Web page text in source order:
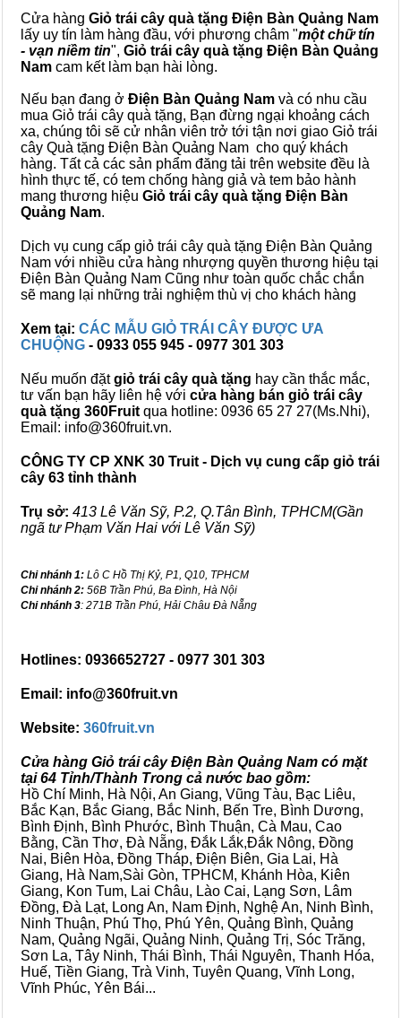
Cửa hàng Giỏ trái cây quà tặng Điện Bàn Quảng Nam
lấy uy tín làm hàng đầu, với phương châm "một chữ tín
- vạn niềm tin", Giỏ trái cây quà tặng Điện Bàn Quảng
Nam cam kết làm bạn hài lòng.
Nếu bạn đang ở Điện Bàn Quảng Nam và có nhu cầu
mua Giỏ trái cây quà tặng, Bạn đừng ngại khoảng cách
xa, chúng tôi sẽ cử nhân viên trở tới tận nơi giao Giỏ trái
cây Quà tặng Điện Bàn Quảng Nam cho quý khách
hàng. Tất cả các sản phẩm đăng tải trên website đều là
hình thực tế, có tem chống hàng giả và tem bảo hành
mang thương hiệu Giỏ trái cây quà tặng Điện Bàn
Quảng Nam.
Dịch vụ cung cấp giỏ trái cây quà tặng Điện Bàn Quảng
Nam với nhiều cửa hàng nhượng quyền thương hiệu tại
Điện Bàn Quảng Nam Cũng như toàn quốc chắc chắn
sẽ mang lại những trải nghiệm thù vị cho khách hàng
Xem tại: CÁC MẪU GIỎ TRÁI CÂY ĐƯỢC ƯA
CHUỘNG - 0933 055 945 - 0977 301 303
Nếu muốn đặtgiỏ trái cây quà tặng hay cần thắc mắc,
tư vấn bạn hãy liên hệ với cửa hàng bán giỏ trái cây
quà tặng 360Fruit qua hotline: 0936 65 27 27(Ms.Nhi),
Email: info@360fruit.vn.
CÔNG TY CP XNK 30 Truit - Dịch vụ cung cấp giỏ trái
cây 63 tỉnh thành
Trụ sở: 413 Lê Văn Sỹ, P.2, Q.Tân Bình, TPHCM(Gần
ngã tư Phạm Văn Hai với Lê Văn Sỹ)
Chi nhánh 1: Lô C Hồ Thị Kỷ, P1, Q10, TPHCM
Chi nhánh 2: 56B Trần Phú, Ba Đình, Hà Nội
Chi nhánh 3: 271B Trần Phú, Hải Châu Đà Nẵng
Hotlines: 0936652727 - 0977 301 303
Email: info@360fruit.vn
Website: 360fruit.vn
Cửa hàng Giỏ trái cây Điện Bàn Quảng Nam có mặt
tại 64 Tỉnh/Thành Trong cả nước bao gồm:
Hồ Chí Minh, Hà Nội, An Giang, Vũng Tàu, Bạc Liêu,
Bắc Kạn, Bắc Giang, Bắc Ninh, Bến Tre, Bình Dương,
Bình Định, Bình Phước, Bình Thuận, Cà Mau, Cao
Bằng, Cần Thơ, Đà Nẵng, Đắk Lắk,Đắk Nông, Đồng
Nai, Biên Hòa, Đồng Tháp, Điện Biên, Gia Lai, Hà
Giang, Hà Nam,Sài Gòn, TPHCM, Khánh Hòa, Kiên
Giang, Kon Tum, Lai Châu, Lào Cai, Lạng Sơn, Lâm
Đồng, Đà Lạt, Long An, Nam Định, Nghệ An, Ninh Bình,
Ninh Thuận, Phú Thọ, Phú Yên, Quảng Bình, Quảng
Nam, Quảng Ngãi, Quảng Ninh, Quảng Trị, Sóc Trăng,
Sơn La, Tây Ninh, Thái Bình, Thái Nguyên, Thanh Hóa,
Huế, Tiền Giang, Trà Vinh, Tuyên Quang, Vĩnh Long,
Vĩnh Phúc, Yên Bái...